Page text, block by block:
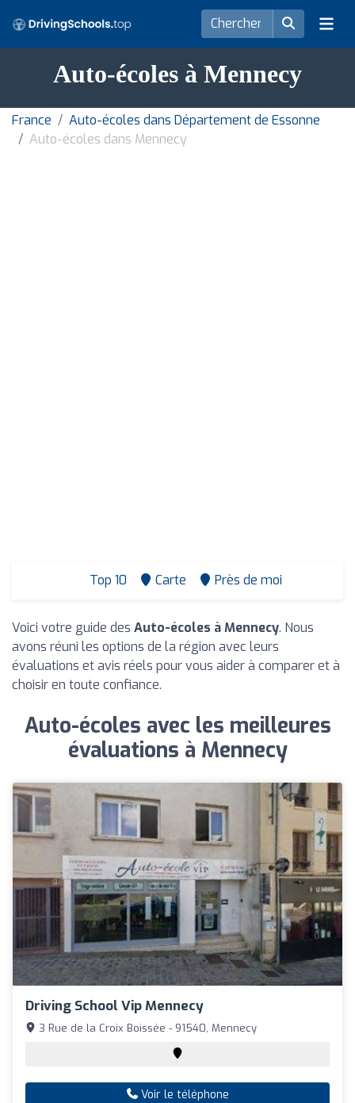
Auto-écoles à Mennecy
France
Auto-écoles dans Département de Essonne
Auto-écoles dans Mennecy
Top 10 Carte Près de moi
Voici votre guide des Auto-écoles à Mennecy. Nous
avons réuni les options de la région avec leurs
évaluations et avis réels pour vous aider à comparer et à
choisir en toute confiance.
Auto-écoles avec les meilleures
évaluations à Mennecy
Driving School Vip Mennecy
3 Rue de la Croix Boissée - 91540, Mennecy
Voir le téléphone